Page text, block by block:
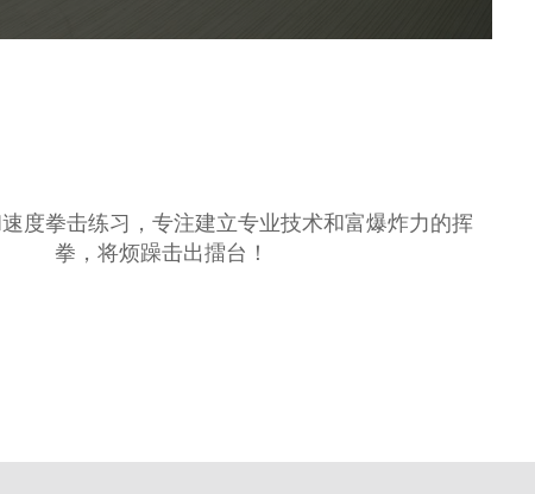
度拳击练习，专注建立专业技术和富爆炸力的挥
拳，将烦躁击出擂台！